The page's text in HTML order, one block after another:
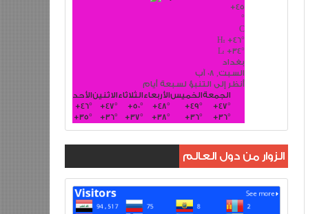
+45
°
C
H: +46°
L: +34°
بغداد
السبت, 08 آب
أنظر إلى التنبؤ لسبعة أيام
الأحدالاثنينالثلاثاءالأربعاءالخميسالجمعة
+46° +47° +50° +48° +49° +47°
+35° +36° +37° +38° +36° +36°
الزوار من دول العالم